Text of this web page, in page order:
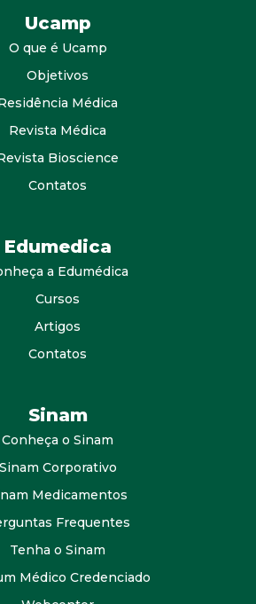
Ucamp
O que é Ucamp
Objetivos
Médica
Revista Médica
Bioscience
Contatos
Edumedica
a Edumédica
Cursos
Artigos
Contatos
Sinam
Conheça o Sinam
Sinam Corporativo
Medicamentos
Frequentes
Tenha o Sinam
Médico Credenciado